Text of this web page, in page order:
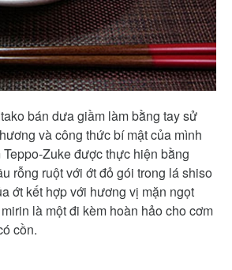
bán dưa giầm làm bằng tay sử
và công thức bí mật của mình
Zuke được thực hiện bằng
rỗng ruột với ớt đỏ gói trong lá shiso
ớt kết hợp với hương vị mặn ngọt
là một đi kèm hoàn hảo cho cơm
cồn.